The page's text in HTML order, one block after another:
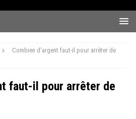
Combien d’argent faut-il pour arrêter de
faut-il pour arrêter de